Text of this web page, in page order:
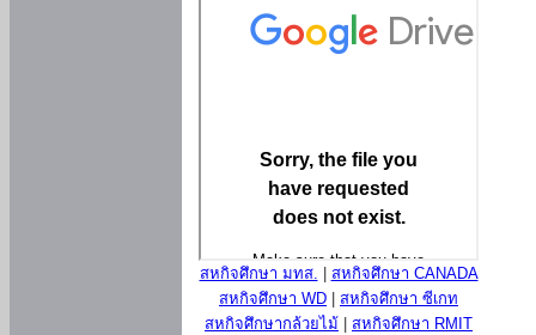
สหกิจศึกษา มทส.
สหกิจศึกษา CANADA
สหกิจศึกษา WD
สหกิจศึกษา ซีเกท
สหกิจศึกษากล้วยไม้
สหกิจศึกษา RMIT